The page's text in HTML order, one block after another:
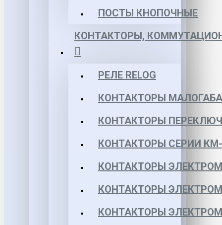
ПОСТЫ КНОПОЧНЫЕ
КОНТАКТОРЫ,
РЕЛЕ RELOG
КОНТАКТОРЫ
КОНТАКТОРЫ
КОНТАКТОРЫ СЕРИИ КМ-
КОНТАКТОРЫ
КОНТАКТОРЫ
КОНТАКТОРЫ